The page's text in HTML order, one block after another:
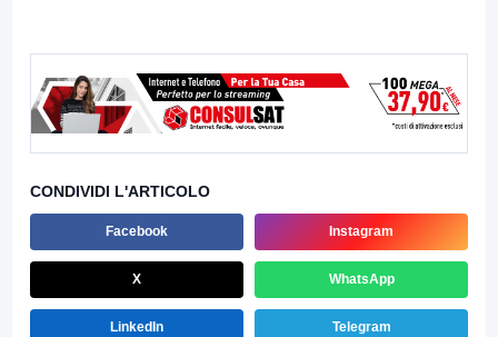
CONDIVIDI L'ARTICOLO
Facebook Instagram
X WhatsApp
LinkedIn Telegram